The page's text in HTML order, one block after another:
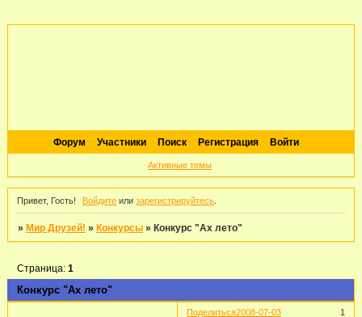
Форум Участники Поиск Регистрация Войти
Активные темы
Привет, Гость! Войдите илизарегистрируйтесь
»Мир Друзей! »Конкурсы »Конкурс "Ах лето"
Конкурс "Ах лето"
Страница:1
Поделиться 1
2008-07-03